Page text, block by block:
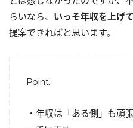
らいなら、 いっそ年収を上げ
提案できればと思います。
Point.
・年収は「ある側」も頑